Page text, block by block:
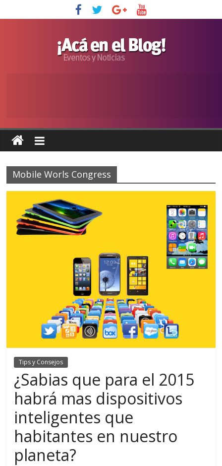
Mobile Worls Congress
Tips y Consejos
¿Sabias que para el 2015
habrá mas dispositivos
inteligentes que
habitantes en nuestro
planeta?